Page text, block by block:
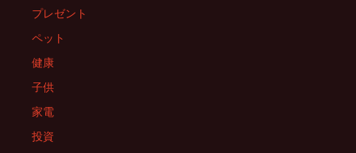
プレゼント
ペット
健康
子供
家電
投資